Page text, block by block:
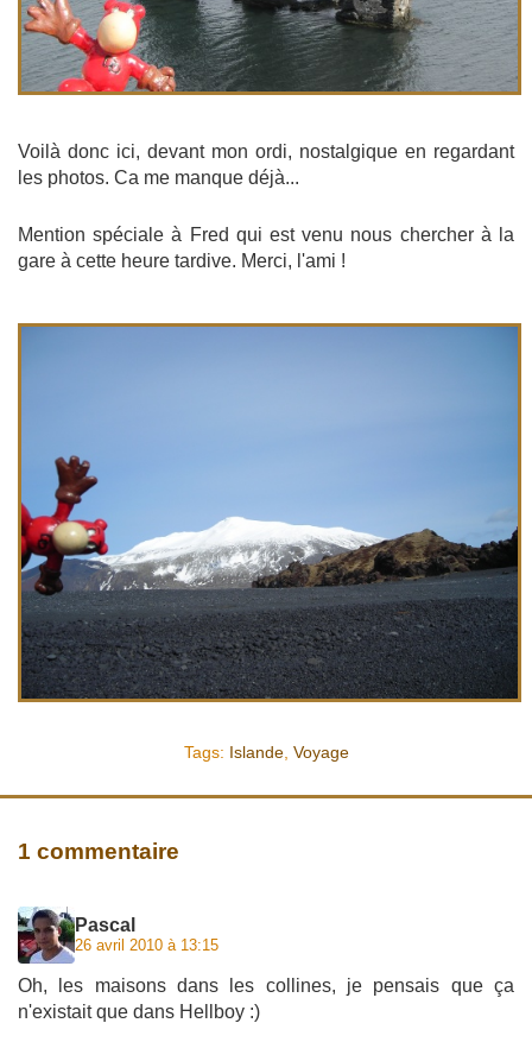
Voilà donc ici, devant mon ordi, nostalgique en regardant
les photos. Ca me manque déjà...
Mention spéciale à Fred qui est venu nous chercher à la
gare à cette heure tardive. Merci, l'ami !
Tags: Islande, Voyage
1 commentaire
Pascal
26 avril 2010 à 13:15
Oh, les maisons dans les collines, je pensais que ça
n'existait que dans Hellboy :)